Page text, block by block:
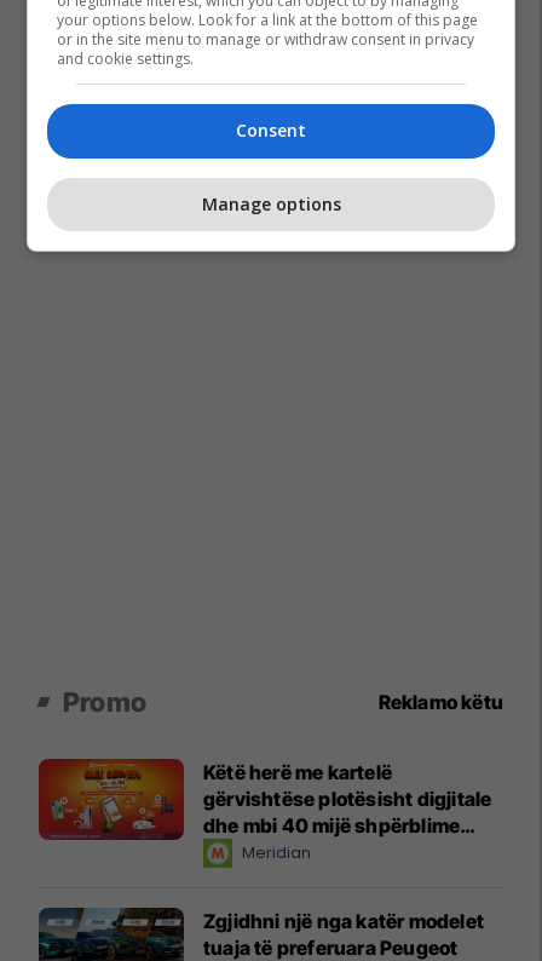
Promo Reklamo këtu
Këtë herë me kartelë
gërvishtëse plotësisht digjitale
dhe mbi 40 mijë shpërblime
instant!Meridian
Zgjidhni një nga katër modelet
tuaja të preferuara Peugeot
your options below. Look for a link at the bottom of this page
or in the site menu to manage or withdraw consent in privacy
and cookie settings.
Consent
Manage options